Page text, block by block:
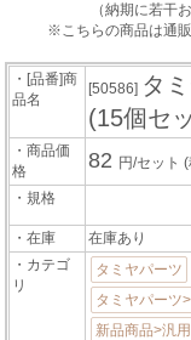
（納期に若干
※こちらの商品は通
・[品番]商
品名
[50586] タ
(15個セ
・商品価
格
82 円/セット
・規格
・在庫
在庫あり
・カテゴ
リ
タミヤパーツ
タミヤパーツ
新品商品>汎